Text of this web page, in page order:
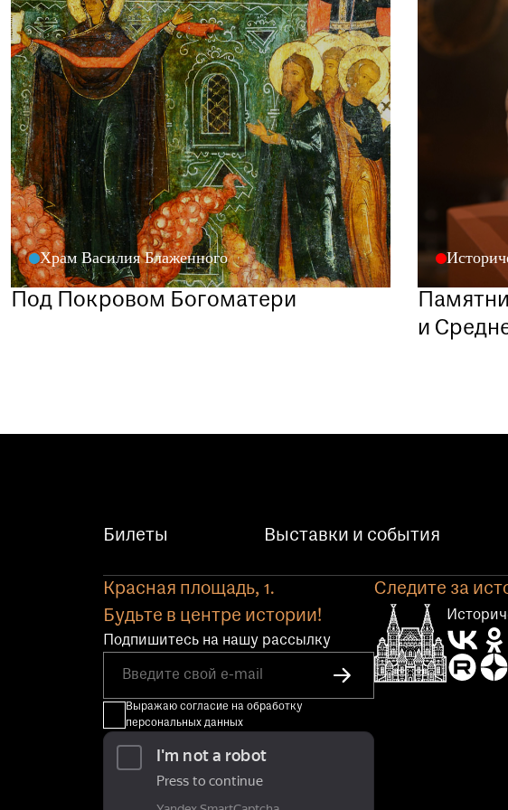
Храм Василия Блаженного
Под Покровом Богоматери
и
Билеты Выставки и события
Красная площадь, 1.
Будьте в центре истории!
Подпишитесь на нашу рассылку
Выражаю согласие на обработку
персональных данных
Следите за